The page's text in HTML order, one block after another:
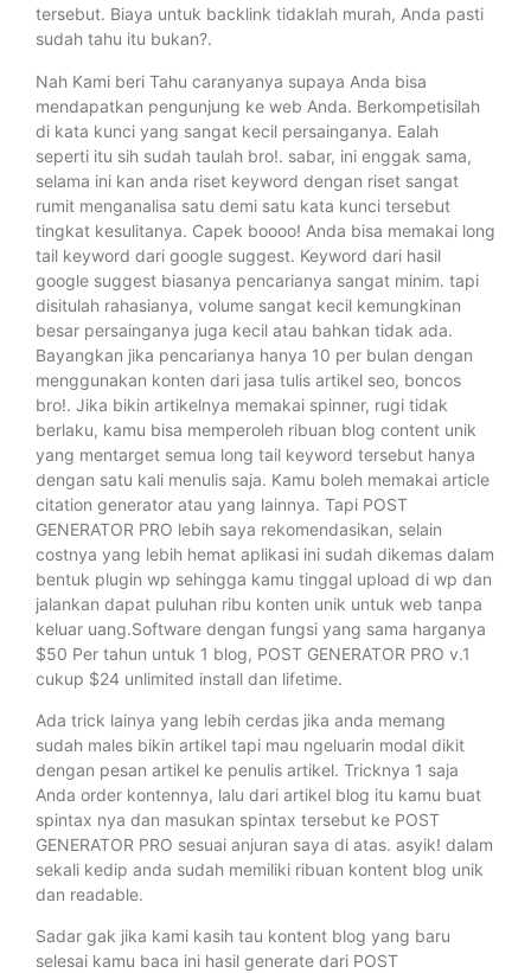
tersebut. Biaya untuk backlink tidaklah murah, Anda pasti
sudah tahu itu bukan?.
Nah Kami beri Tahu caranyanya supaya Anda bisa
mendapatkan pengunjung ke web Anda. Berkompetisilah
di kata kunci yang sangat kecil persainganya. Ealah
seperti itu sih sudah taulah bro!. sabar, ini enggak sama,
selama ini kan anda riset keyword dengan riset sangat
rumit menganalisa satu demi satu kata kunci tersebut
tingkat kesulitanya. Capek boooo! Anda bisa memakai long
tail keyword dari google suggest. Keyword dari hasil
google suggest biasanya pencarianya sangat minim. tapi
disitulah rahasianya, volume sangat kecil kemungkinan
besar persainganya juga kecil atau bahkan tidak ada.
Bayangkan jika pencarianya hanya 10 per bulan dengan
menggunakan konten dari jasa tulis artikel seo, boncos
bro!. Jika bikin artikelnya memakai spinner, rugi tidak
berlaku, kamu bisa memperoleh ribuan blog content unik
yang mentarget semua long tail keyword tersebut hanya
dengan satu kali menulis saja. Kamu boleh memakai article
citation generator atau yang lainnya. Tapi POST
GENERATOR PRO lebih saya rekomendasikan, selain
costnya yang lebih hemat aplikasi ini sudah dikemas dalam
bentuk plugin wp sehingga kamu tinggal upload di wp dan
jalankan dapat puluhan ribu konten unik untuk web tanpa
keluar uang.Software dengan fungsi yang sama harganya
$50 Per tahun untuk 1 blog, POST GENERATOR PRO v.1
cukup $24 unlimited install dan lifetime.
Ada trick lainya yang lebih cerdas jika anda memang
sudah males bikin artikel tapi mau ngeluarin modal dikit
dengan pesan artikel ke penulis artikel. Tricknya 1 saja
Anda order kontennya, lalu dari artikel blog itu kamu buat
spintax nya dan masukan spintax tersebut ke POST
GENERATOR PRO sesuai anjuran saya di atas. asyik! dalam
sekali kedip anda sudah memiliki ribuan kontent blog unik
dan readable.
Sadar gak jika kami kasih tau kontent blog yang baru
selesai kamu baca ini hasil generate dari POST